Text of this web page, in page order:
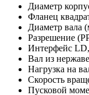
Диаметр
Фланец
Диаметр вала
Разрешение
Интерфейс
Вал из
Нагрузка на
Скорость
Пусковой